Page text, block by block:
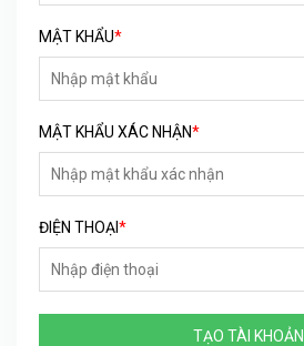
MẬT KHẨU*
MẬT KHẨU XÁC NHẬN*
ĐIỆN THOẠI*
TẠO TÀI KHOẢN